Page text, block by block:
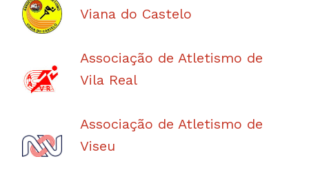
Viana do Castelo
Associação de Atletismo de
Vila Real
Associação de Atletismo de
Viseu